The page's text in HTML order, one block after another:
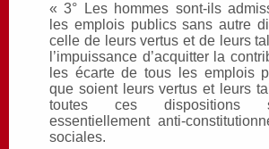
« 3° Les hommes sont-ils
les emplois publics sans autre
celle de leurs vertus et de leurs
l’impuissance d’acquitter la
les écarte de tous les emplois
que soient leurs vertus et leurs
toutes ces dispositions
essentiellement anti-
sociales.